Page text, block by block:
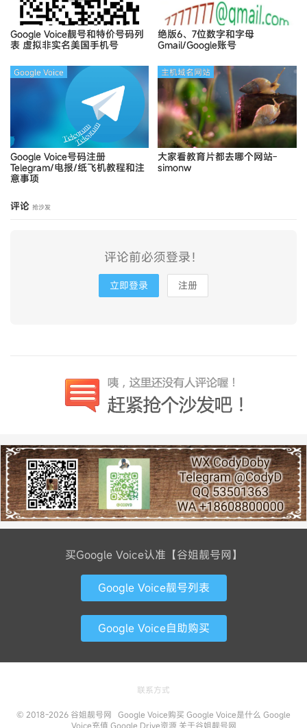
Google Voice靓号和特价号码列
表 虚拟非实名美国手机号
绝版6、7位数字和字母
Gmail/Google账号
Google Voice号码注册
Telegram/电报/纸飞机教程和注
意事项
Google Voice
大家看教育片都去哪个网站-
simonw
主机域名网站
评论 抢沙发
评论前必须登录！
立即登录 注册
买Google Voice认准【谷姐靓号网】
Google Voice靓号列表
Google Voice自助购买
联系方式
© 2018-2026 谷姐靓号网 Google Voice购买 Google Voice是什么 Google
Voice充值 Google Drive资源 关于谷姐靓号网